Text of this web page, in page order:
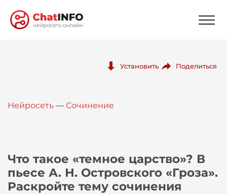
Вход
Установить Поделиться
Нейросеть — Сочинение
Что такое «темное царство»? В
пьесе А. Н. Островского «Гроза».
Раскройте тему сочинения